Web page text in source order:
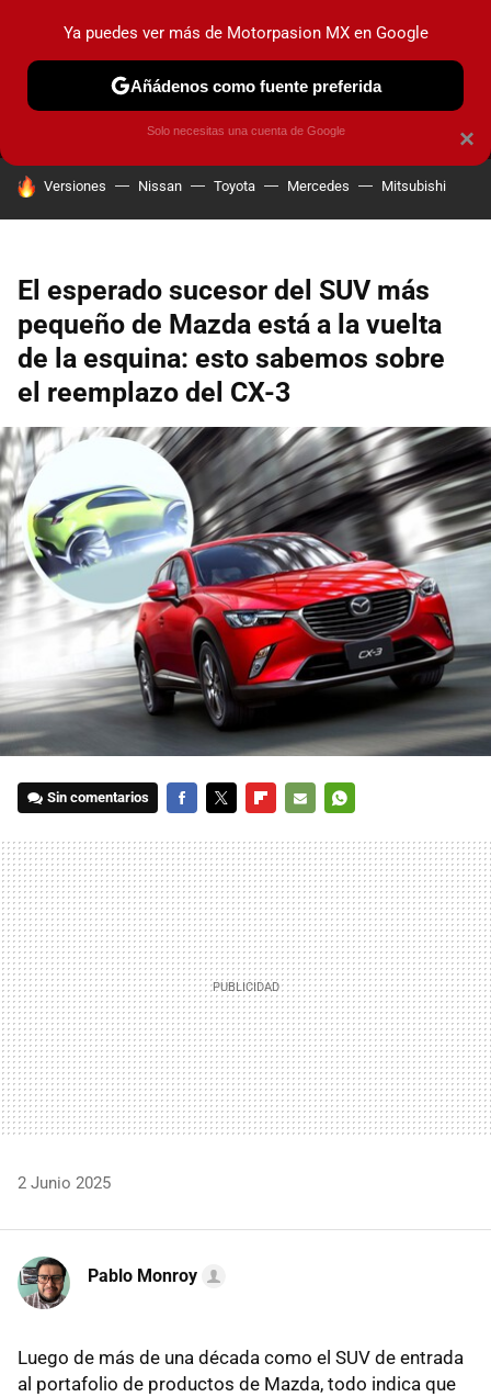
MENÚ NUEVO
INDUSTRIA HOY NO CIRCULA
HOY SE HABLA DE
Versiones Nissan Toyota Mercedes Mitsubishi
El esperado sucesor del SUV más
pequeño de Mazda está a la vuelta
de la esquina: esto sabemos sobre
el reemplazo del CX-3
Sin comentarios
MAIL
2 Junio 2025
Pablo Monroy
Luego de más de una década como el SUV de entrada
al portafolio de productos de Mazda, todo indica que
×
Ya puedes ver más de Motorpasion MX en Google
Añádenos como fuente preferida
Solo necesitas una cuenta de Google